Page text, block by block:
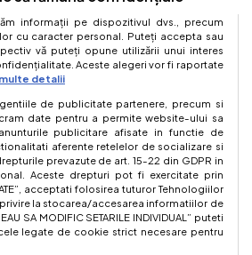
informații pe dispozitivul dvs., precum
cu caracter personal. Puteți accepta sau
vă puteți opune utilizării unui interes
Aceste alegeri vor fi raportate
detalii
de publicitate partenere, precum si
date pentru a permite website-ului sa
publicitare afisate in functie de
aferente retelelor de socializare si
prevazute de art. 15-22 din GDPR in
Aceste drepturi pot fi exercitate prin
acceptati folosirea tuturor Tehnologiilor
la stocarea/accesarea informatiilor de
SA MODIFIC SETARILE INDIVIDUAL” puteti
legate de cookie strict necesare pentru